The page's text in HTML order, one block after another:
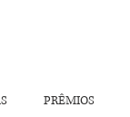
PRÊMIOS